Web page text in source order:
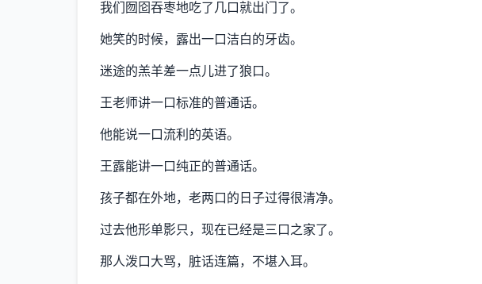
我们囫囵吞枣地吃了几口就出门了。
她笑的时候，露出一口洁白的牙齿。
迷途的羔羊差一点儿进了狼口。
王老师讲一口标准的普通话。
他能说一口流利的英语。
王露能讲一口纯正的普通话。
孩子都在外地，老两口的日子过得很清净。
过去他形单影只，现在已经是三口之家了。
那人泼口大骂，脏话连篇，不堪入耳。